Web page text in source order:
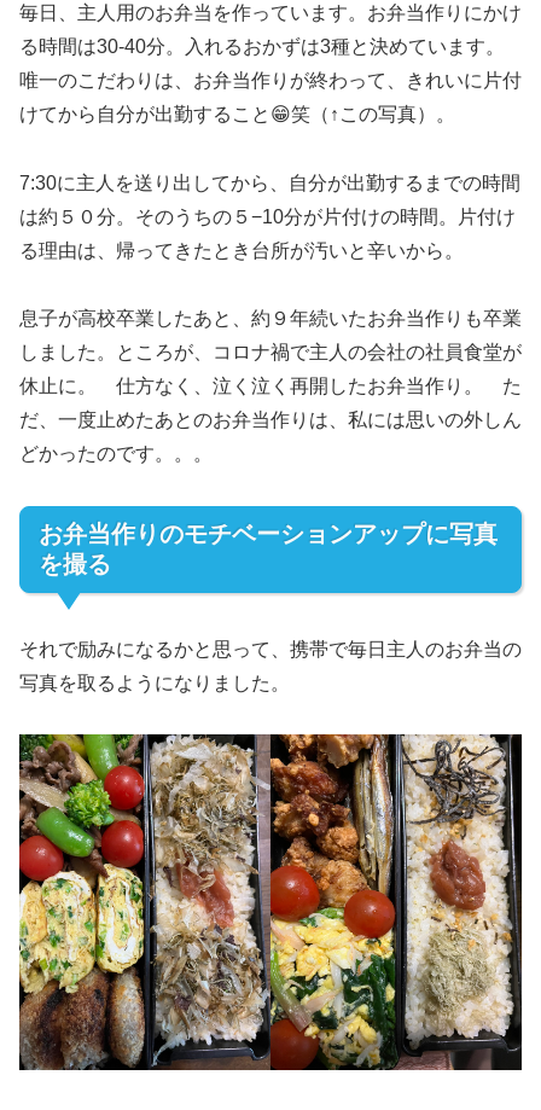
毎日、主人用のお弁当を作っています。お弁当作りにかけ
る時間は30-40分。入れるおかずは3種と決めています。
唯一のこだわりは、お弁当作りが終わって、きれいに片付
けてから自分が出勤すること😁笑（↑この写真）。
7:30に主人を送り出してから、自分が出勤するまでの時間
は約５０分。そのうちの５−10分が片付けの時間。片付け
る理由は、帰ってきたとき台所が汚いと辛いから。
息子が高校卒業したあと、約９年続いたお弁当作りも卒業
しました。ところが、コロナ禍で主人の会社の社員食堂が
休止に。 仕方なく、泣く泣く再開したお弁当作り。 た
だ、一度止めたあとのお弁当作りは、私には思いの外しん
どかったのです。。。
お弁当作りのモチベーションアップに写真
を撮る
それで励みになるかと思って、携帯で毎日主人のお弁当の
写真を取るようになりました。